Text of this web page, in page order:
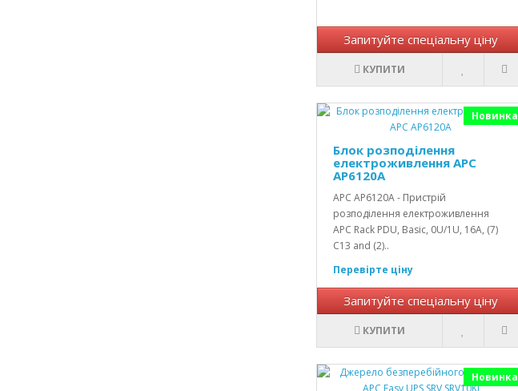
Запитуйте спеціальну ціну
КУПИТИ
Новинка
Блок розподілення
електроживлення АРС
AP6120A
АРС AP6120A - Пристрій
розподілення електроживлення
АРС Rack PDU, Basic, 0U/1U, 16A, (7)
C13 and (2)..
Перевірте ціну
Запитуйте спеціальну ціну
КУПИТИ
Новинка